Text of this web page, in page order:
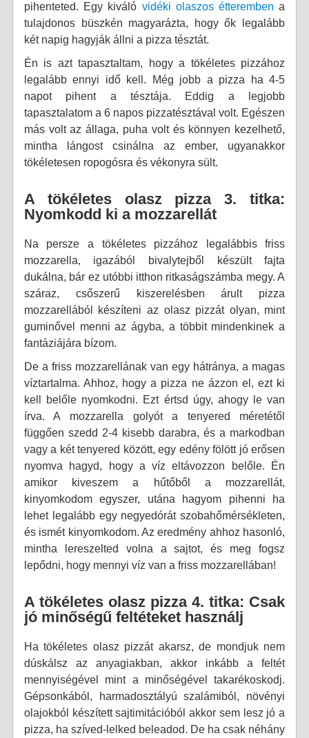
pihenteted. Egy kiváló vidéki olaszos étteremben a
tulajdonos büszkén magyarázta, hogy ők legalább
két napig hagyják állni a pizza tésztát.
Én is azt tapasztaltam, hogy a tökéletes pizzához
legalább ennyi idő kell. Még jobb a pizza ha 4-5
napot pihent a tésztája. Eddig a legjobb
tapasztalatom a 6 napos pizzatésztával volt. Egészen
más volt az állaga, puha volt és könnyen kezelhető,
mintha lángost csinálna az ember, ugyanakkor
tökéletesen ropogósra és vékonyra sült.
A tökéletes olasz pizza 3. titka:
Nyomkodd ki a mozzarellát
Na persze a tökéletes pizzához legalábbis friss
mozzarella, igazából bivalytejből készült fajta
dukálna, bár ez utóbbi itthon ritkaságszámba megy. A
száraz, csőszerű kiszerelésben árult pizza
mozzarellából készíteni az olasz pizzát olyan, mint
guminővel menni az ágyba, a többit mindenkinek a
fantáziájára bízom.
De a friss mozzarellának van egy hátránya, a magas
víztartalma. Ahhoz, hogy a pizza ne ázzon el, ezt ki
kell belőle nyomkodni. Ezt értsd úgy, ahogy le van
írva. A mozzarella golyót a tenyered méretétől
függően szedd 2-4 kisebb darabra, és a markodban
vagy a két tenyered között, egy edény fölött jó erősen
nyomva hagyd, hogy a víz eltávozzon belőle. Én
amikor kiveszem a hűtőből a mozzarellát,
kinyomkodom egyszer, utána hagyom pihenni ha
lehet legalább egy negyedórát szobahőmérsékleten,
és ismét kinyomkodom. Az eredmény ahhoz hasonló,
mintha lereszelted volna a sajtot, és meg fogsz
lepődni, hogy mennyi víz van a friss mozzarellában!
A tökéletes olasz pizza 4. titka: Csak
jó minőségű feltéteket használj
Ha tökéletes olasz pizzát akarsz, de mondjuk nem
dúskálsz az anyagiakban, akkor inkább a feltét
mennyiségével mint a minőségével takarékoskodj.
Gépsonkából, harmadosztályú szalámiból, növényi
olajokból készített sajtimitációból akkor sem lesz jó a
pizza, ha szíved-lelked beleadod. De ha csak néhány